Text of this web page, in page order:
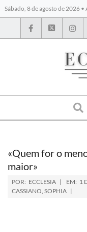
Sábado, 8 de agosto de 2026
«Quem for o
maior»
POR: ECCLESIA EM: 1
CASSIANO, SOPHIA